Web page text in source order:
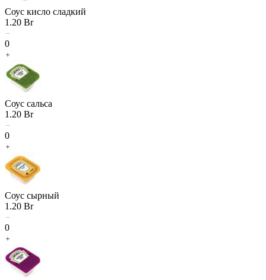
Соус кисло сладкий
1.20 Br
0
Соус сальса
1.20 Br
0
Соус сырный
1.20 Br
0